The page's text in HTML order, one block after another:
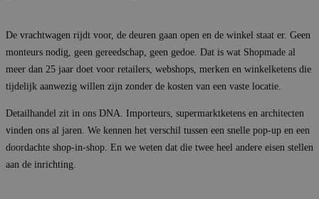
De vrachtwagen rijdt voor, de deuren gaan open en de winkel staat er. Geen
monteurs nodig, geen gereedschap, geen gedoe. Dat is wat Shopmade al
meer dan 25 jaar doet voor retailers, webshops, merken en winkelketens die
tijdelijk aanwezig willen zijn zonder de kosten van een vaste locatie.
Detailhandel zit in ons DNA. Importeurs, supermarktketens en architecten
vinden ons al jaren. We kennen het verschil tussen een snelle pop-up en een
doordachte shop-in-shop. En we weten dat die twee heel andere eisen stellen
aan de inrichting.